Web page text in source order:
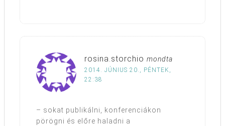
rosina.storchio mondta
2014. JÚNIUS 20., PÉNTEK,
22:38
– sokat publikálni, konferenciákon
pörögni és előre haladni a